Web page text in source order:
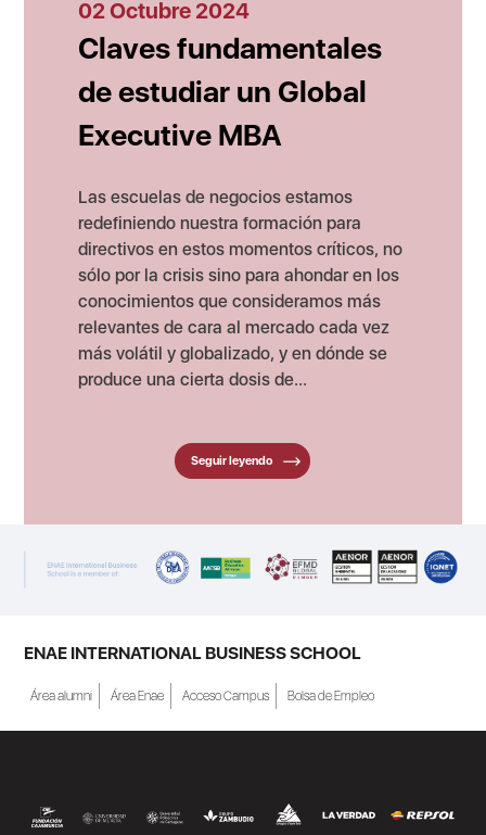
02 Octubre 2024
Claves fundamentales
de estudiar un Global
Executive MBA
Las escuelas de negocios estamos
redefiniendo nuestra formación para
directivos en estos momentos críticos, no
sólo por la crisis sino para ahondar en los
conocimientos que consideramos más
relevantes de cara al mercado cada vez
más volátil y globalizado, y en dónde se
produce una cierta dosis de...
Seguir leyendo
ENAE INTERNATIONAL BUSINESS SCHOOL
Área alumni Área Enae Acceso Campus Bolsa de Empleo